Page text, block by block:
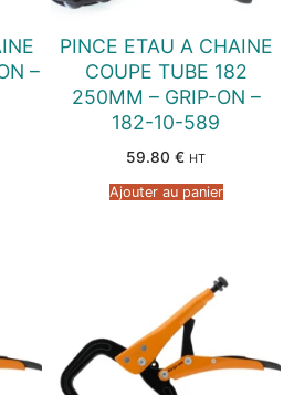
–
PINCE ETAU A CHAINE
COUPE TUBE 182
250MM – GRIP-ON –
182-10-589
59.80 € HT
Ajouter au panier